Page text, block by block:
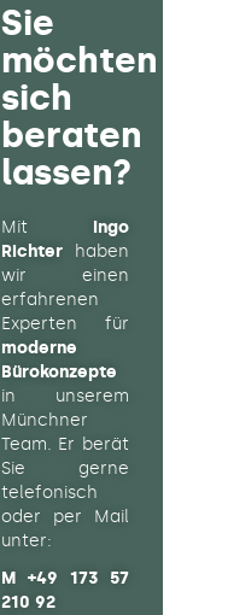
Sie
möchten
sich
beraten
lassen?
Mit Ingo
Richterhaben
wir einen
erfahrenen
Experten für
moderne
Bürokonzepte
in unserem
Münchner
Team. Er berät
Sie gerne
telefonisch
oder per Mail
unter:
M +49 173 57
210 92